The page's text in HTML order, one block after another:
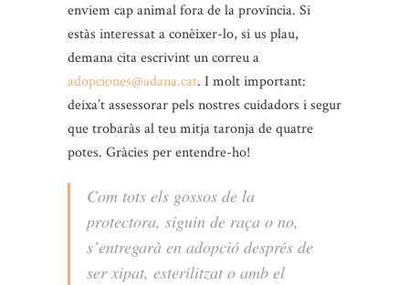
enviem cap animal fora de la província. Si
estàs interessat a conèixer-lo, si us plau,
demana cita escrivint un correu a
adopciones@adana.cat. I molt important:
deixa’t assessorar pels nostres cuidadors i segur
que trobaràs al teu mitja taronja de quatre
potes. Gràcies per entendre-ho!
Com tots els gossos de la
protectora, siguin de raça o no,
s’entregarà en adopció després de
ser xipat, esterilitzat o amb el